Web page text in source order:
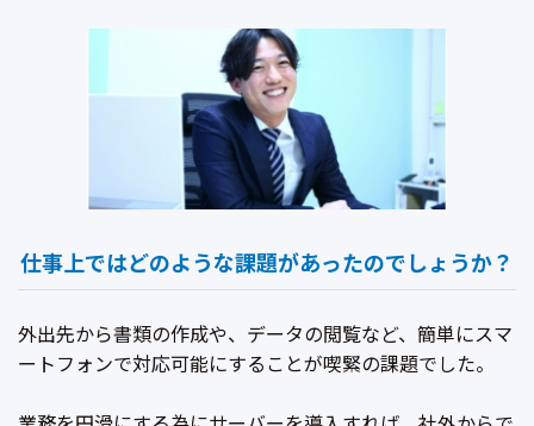
仕事上ではどのような課題があったのでしょうか？
外出先から書類の作成や、データの閲覧など、簡単にスマ
ートフォンで対応可能にすることが喫緊の課題でした。